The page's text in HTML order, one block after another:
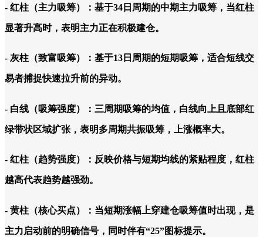
- 红柱（主力吸筹）：基于34日周期的中期主力吸筹，当红柱
显著升高时，表明主力正在积极建仓。
- 灰柱（致富吸筹）：基于13日周期的短期吸筹，适合短线交
易者捕捉快速拉升前的异动。
- 白线（吸筹强度）：三周期吸筹的均值，白线向上且底部红
绿带状区域扩张，表明多周期共振吸筹，上涨概率大。
- 红柱（趋势强度）：反映价格与短期均线的紧贴程度，红柱
越高代表趋势越强劲。
- 黄柱（核心买点）：当短期涨幅上穿建仓吸筹值时出现，是
主力启动前的明确信号，同时伴有“25”图标提示。